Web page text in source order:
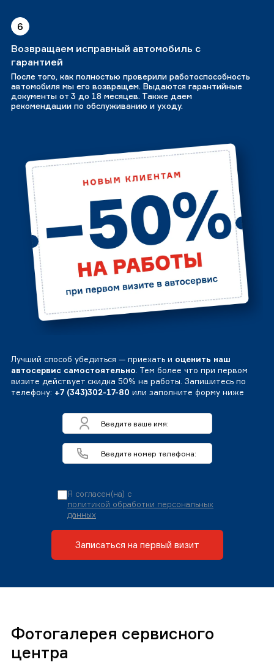
6
Возвращаем исправный автомобиль с
гарантией
После того, как полностью проверили работоспособность
автомобиля мы его возвращем. Выдаются гарантийные
документы от 3 до 18 месяцев. Также даем
рекомендации по обслуживанию и уходу.
Лучший способ убедиться — приехать и оценить наш
автосервис самостоятельно. Тем более что при первом
визите действует скидка 50% на работы. Запишитесь по
телефону: +7 (343)302-17-80 или заполните форму ниже
Я согласен(на) с
политикой обработки персональных
данных
Записаться на первый визит
Фотогалерея сервисного
центра